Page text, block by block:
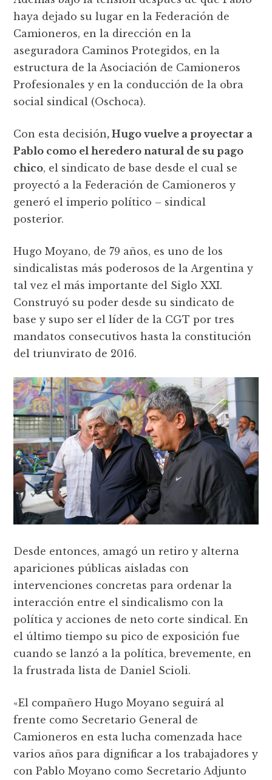
haya dejado su lugar en la Federación de
Camioneros, en la dirección en la
aseguradora Caminos Protegidos, en la
estructura de la Asociación de Camioneros
Profesionales y en la conducción de la obra
social sindical (Oschoca).
Con esta decisión, Hugo vuelve a proyectar a
Pablo como el heredero natural de su pago
chico, el sindicato de base desde el cual se
proyectó a la Federación de Camioneros y
generó el imperio político – sindical
posterior.
Hugo Moyano, de 79 años, es uno de los
sindicalistas más poderosos de la Argentina y
tal vez el más importante del Siglo XXI.
Construyó su poder desde su sindicato de
base y supo ser el líder de la CGT por tres
mandatos consecutivos hasta la constitución
del triunvirato de 2016.
Desde entonces, amagó un retiro y alterna
apariciones públicas aisladas con
intervenciones concretas para ordenar la
interacción entre el sindicalismo con la
política y acciones de neto corte sindical. En
el último tiempo su pico de exposición fue
cuando se lanzó a la política, brevemente, en
la frustrada lista de Daniel Scioli.
«El compañero Hugo Moyano seguirá al
frente como Secretario General de
Camioneros en esta lucha comenzada hace
varios años para dignificar a los trabajadores y
con Pablo Moyano como Secretario Adjunto